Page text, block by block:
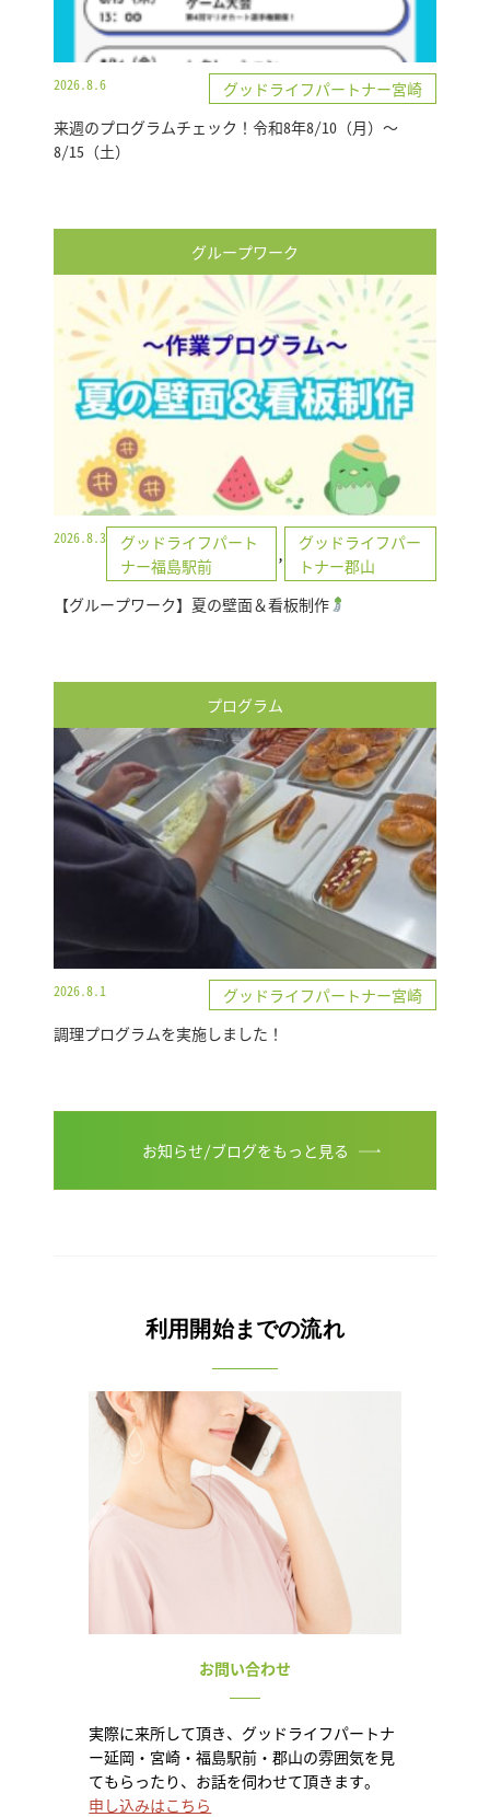
2026.8.6
グッドライフパートナー宮崎
来週のプログラムチェック！令和8年8/10（月）～
8/15（土）
グループワーク
2026.8.3
グッドライフパート
ナー福島駅前
,
グッドライフパー
トナー郡山
【グループワーク】夏の壁面＆看板制作
プログラム
2026.8.1
グッドライフパートナー宮崎
調理プログラムを実施しました！
お知らせ/ブログをもっと見る
利用開始までの流れ
お問い合わせ
実際に来所して頂き、グッドライフパートナ
ー延岡・宮崎・福島駅前・郡山の雰囲気を見
てもらったり、お話を伺わせて頂きます。
申し込みはこちら